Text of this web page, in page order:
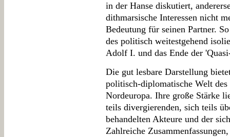
in der Hanse diskutiert,
dithmarsische Interessen nicht
Bedeutung für seinen Partner.
des politisch weitestgehend
Adolf I. und das Ende der
Die gut lesbare Darstellung
politisch-diplomatische Welt
Nordeuropa. Ihre große Stärke
teils divergierenden, sich teils
behandelten Akteure und der
Zahlreiche